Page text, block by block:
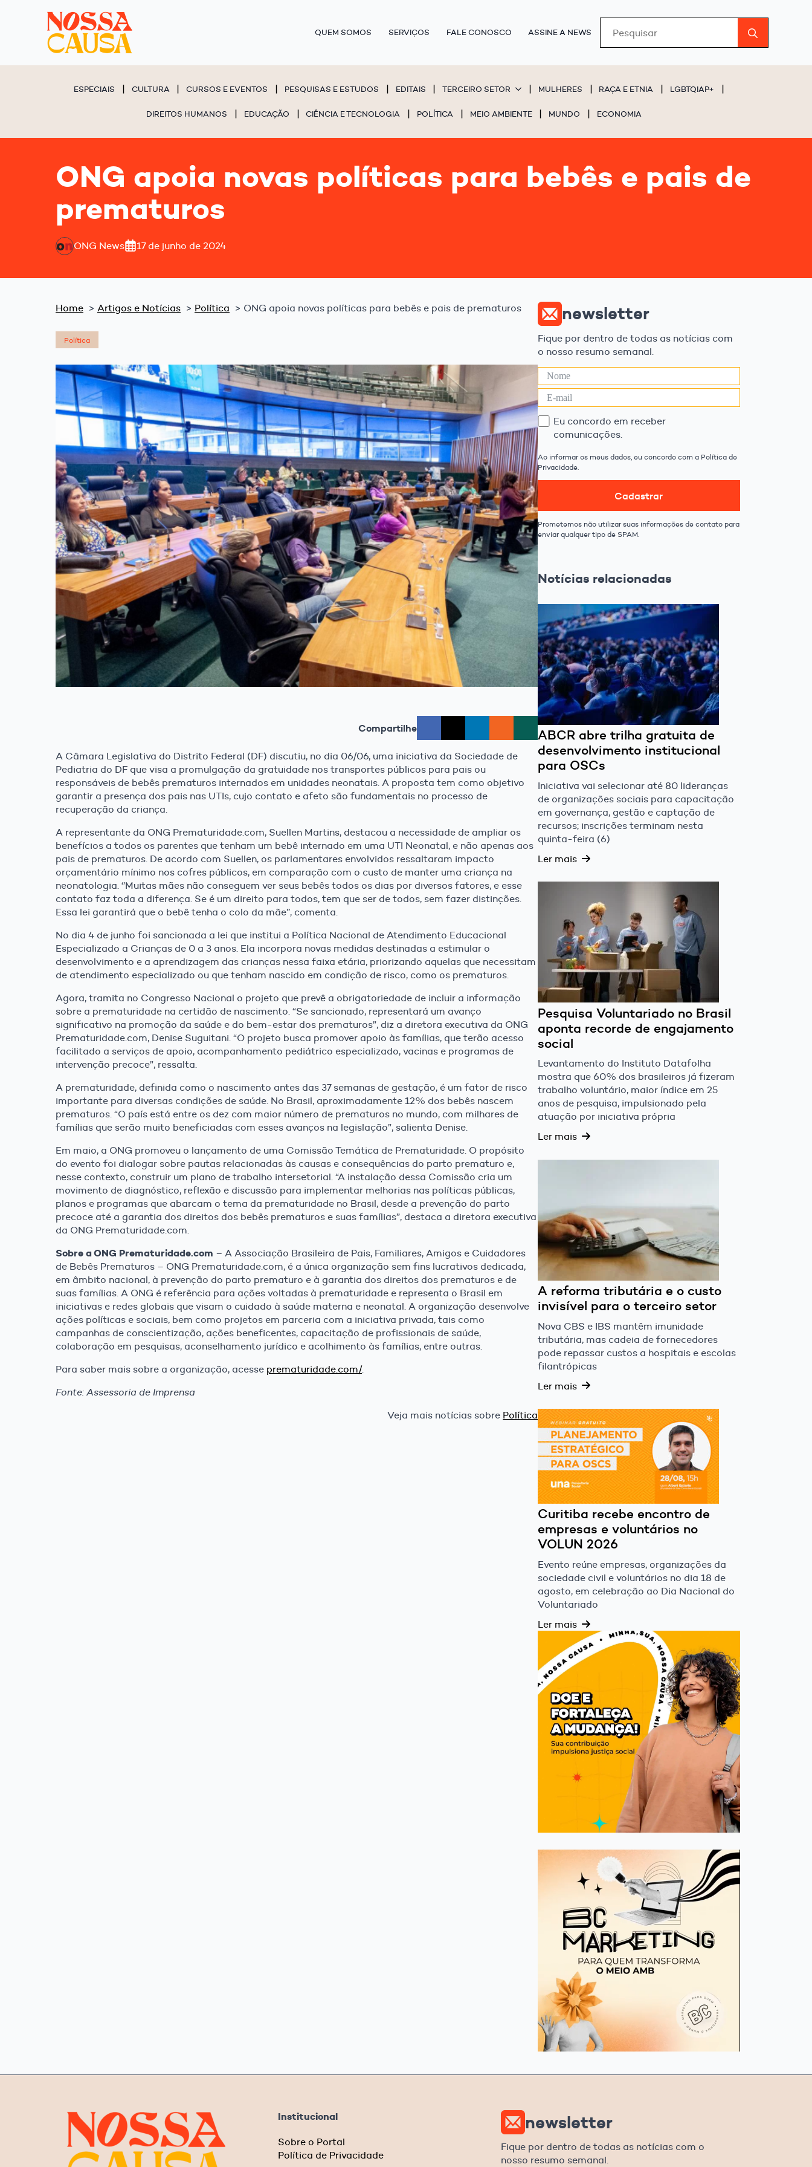
QUEM SOMOS SERVIÇOS FALE CONOSCO ASSINE A NEWS
ESPECIAIS CULTURA CURSOS E EVENTOS PESQUISAS E ESTUDOS EDITAIS TERCEIRO SETOR MULHERES RAÇA E ETNIA LGBTQIAP+
DIREITOS HUMANOS EDUCAÇÃO CIÊNCIA E TECNOLOGIA POLÍTICA MEIO AMBIENTE MUNDO ECONOMIA
ONG apoia novas políticas para bebês e pais de
prematuros
ONG News 17 de junho de 2024
Home Artigos e Notícias Política ONG apoia novas políticas para bebês e pais de prematuros
Política
Compartilhe
A Câmara Legislativa do Distrito Federal (DF) discutiu, no dia 06/06, uma iniciativa da Sociedade de
Pediatria do DF que visa a promulgação da gratuidade nos transportes públicos para pais ou
responsáveis de bebês prematuros internados em unidades neonatais. A proposta tem como objetivo
garantir a presença dos pais nas UTIs, cujo contato e afeto são fundamentais no processo de
recuperação da criança.
A representante da ONG Prematuridade.com, Suellen Martins, destacou a necessidade de ampliar os
benefícios a todos os parentes que tenham um bebê internado em uma UTI Neonatal, e não apenas aos
pais de prematuros. De acordo com Suellen, os parlamentares envolvidos ressaltaram impacto
orçamentário mínimo nos cofres públicos, em comparação com o custo de manter uma criança na
neonatologia. ‘’Muitas mães não conseguem ver seus bebês todos os dias por diversos fatores, e esse
contato faz toda a diferença. Se é um direito para todos, tem que ser de todos, sem fazer distinções.
Essa lei garantirá que o bebê tenha o colo da mãe’’, comenta.
No dia 4 de junho foi sancionada a lei que institui a Política Nacional de Atendimento Educacional
Especializado a Crianças de 0 a 3 anos. Ela incorpora novas medidas destinadas a estimular o
desenvolvimento e a aprendizagem das crianças nessa faixa etária, priorizando aquelas que necessitam
de atendimento especializado ou que tenham nascido em condição de risco, como os prematuros.
Agora, tramita no Congresso Nacional o projeto que prevê a obrigatoriedade de incluir a informação
sobre a prematuridade na certidão de nascimento. “Se sancionado, representará um avanço
significativo na promoção da saúde e do bem-estar dos prematuros”, diz a diretora executiva da ONG
Prematuridade.com, Denise Suguitani. “O projeto busca promover apoio às famílias, que terão acesso
facilitado a serviços de apoio, acompanhamento pediátrico especializado, vacinas e programas de
intervenção precoce”, ressalta.
A prematuridade, definida como o nascimento antes das 37 semanas de gestação, é um fator de risco
importante para diversas condições de saúde. No Brasil, aproximadamente 12% dos bebês nascem
prematuros. “O país está entre os dez com maior número de prematuros no mundo, com milhares de
famílias que serão muito beneficiadas com esses avanços na legislação”, salienta Denise.
Em maio, a ONG promoveu o lançamento de uma Comissão Temática de Prematuridade. O propósito
do evento foi dialogar sobre pautas relacionadas às causas e consequências do parto prematuro e,
nesse contexto, construir um plano de trabalho intersetorial. “A instalação dessa Comissão cria um
movimento de diagnóstico, reflexão e discussão para implementar melhorias nas políticas públicas,
planos e programas que abarcam o tema da prematuridade no Brasil, desde a prevenção do parto
precoce até a garantia dos direitos dos bebês prematuros e suas famílias”, destaca a diretora executiva
da ONG Prematuridade.com.
Sobre a ONG Prematuridade.com – A Associação Brasileira de Pais, Familiares, Amigos e Cuidadores
de Bebês Prematuros – ONG Prematuridade.com, é a única organização sem fins lucrativos dedicada,
em âmbito nacional, à prevenção do parto prematuro e à garantia dos direitos dos prematuros e de
suas famílias. A ONG é referência para ações voltadas à prematuridade e representa o Brasil em
iniciativas e redes globais que visam o cuidado à saúde materna e neonatal. A organização desenvolve
ações políticas e sociais, bem como projetos em parceria com a iniciativa privada, tais como
campanhas de conscientização, ações beneficentes, capacitação de profissionais de saúde,
colaboração em pesquisas, aconselhamento jurídico e acolhimento às famílias, entre outras.
Para saber mais sobre a organização, acesse prematuridade.com/.
Fonte: Assessoria de Imprensa
Veja mais notícias sobre Política
newsletter
Fique por dentro de todas as notícias com
o nosso resumo semanal.
Eu concordo em receber
comunicações.
Ao informar os meus dados, eu concordo com a Política de
Privacidade.
Cadastrar
Prometemos não utilizar suas informações de contato para
enviar qualquer tipo de SPAM.
Notícias relacionadas
ABCR abre trilha gratuita de
desenvolvimento institucional
para OSCs
Iniciativa vai selecionar até 80 lideranças
de organizações sociais para capacitação
em governança, gestão e captação de
recursos; inscrições terminam nesta
quinta-feira (6)
Ler mais
Pesquisa Voluntariado no Brasil
aponta recorde de engajamento
social
Levantamento do Instituto Datafolha
mostra que 60% dos brasileiros já fizeram
trabalho voluntário, maior índice em 25
anos de pesquisa, impulsionado pela
atuação por iniciativa própria
Ler mais
A reforma tributária e o custo
invisível para o terceiro setor
Nova CBS e IBS mantêm imunidade
tributária, mas cadeia de fornecedores
pode repassar custos a hospitais e escolas
filantrópicas
Ler mais
Curitiba recebe encontro de
empresas e voluntários no
VOLUN 2026
Evento reúne empresas, organizações da
sociedade civil e voluntários no dia 18 de
agosto, em celebração ao Dia Nacional do
Voluntariado
Ler mais
Institucional
Sobre o Portal
Política de Privacidade
newsletter
Fique por dentro de todas as notícias com o
nosso resumo semanal.